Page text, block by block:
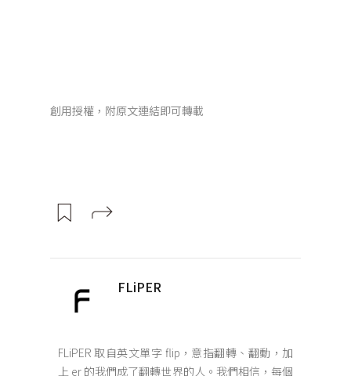
創用授權，附原文連結即可轉載
FLiPER
FLiPER 取自英文單字 flip，意指翻轉、翻動，加
上 er 的我們成了翻轉世界的人。我們相信，每個